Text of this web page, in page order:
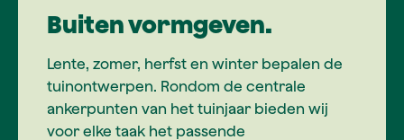
Buiten vormgeven.
Lente, zomer, herfst en winter bepalen de
tuinontwerpen. Rondom de centrale
ankerpunten van het tuinjaar bieden wij
voor elke taak het passende